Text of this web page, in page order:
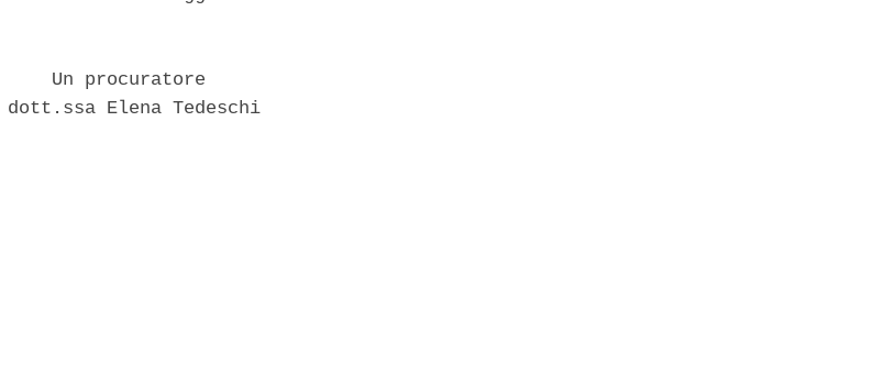
Un procuratore
Elena Tedeschi